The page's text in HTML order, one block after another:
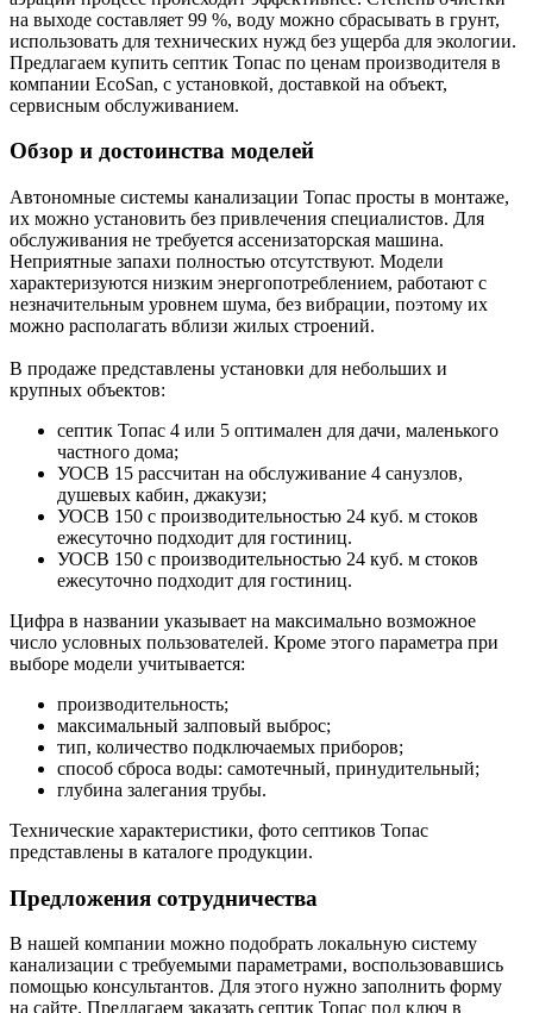
на выходе составляет 99 %, воду можно сбрасывать в грунт,
использовать для технических нужд без ущерба для экологии.
Предлагаем купить септик Топас по ценам производителя в
компании EcoSan, с установкой, доставкой на объект,
сервисным обслуживанием.
Обзор и достоинства моделей
Автономные системы канализации Топас просты в монтаже,
их можно установить без привлечения специалистов. Для
обслуживания не требуется ассенизаторская машина.
Неприятные запахи полностью отсутствуют. Модели
характеризуются низким энергопотреблением, работают с
незначительным уровнем шума, без вибрации, поэтому их
можно располагать вблизи жилых строений.
В продаже представлены установки для небольших и
крупных объектов:
септик Топас 4 или 5 оптимален для дачи, маленького
частного дома;
УОСВ 15 рассчитан на обслуживание 4 санузлов,
душевых кабин, джакузи;
УОСВ 150 с производительностью 24 куб. м стоков
ежесуточно подходит для гостиниц.
УОСВ 150 с производительностью 24 куб. м стоков
ежесуточно подходит для гостиниц.
Цифра в названии указывает на максимально возможное
число условных пользователей. Кроме этого параметра при
выборе модели учитывается:
производительность;
максимальный залповый выброс;
тип, количество подключаемых приборов;
способ сброса воды: самотечный, принудительный;
глубина залегания трубы.
Технические характеристики, фото септиков Топас
представлены в каталоге продукции.
Предложения сотрудничества
В нашей компании можно подобрать локальную систему
канализации с требуемыми параметрами, воспользовавшись
помощью консультантов. Для этого нужно заполнить форму
на сайте. Предлагаем заказать септик Топас под ключ в